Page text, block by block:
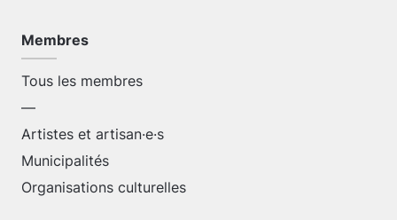
Membres
Tous les membres
—
Artistes et artisan·e·s
Municipalités
Organisations culturelles